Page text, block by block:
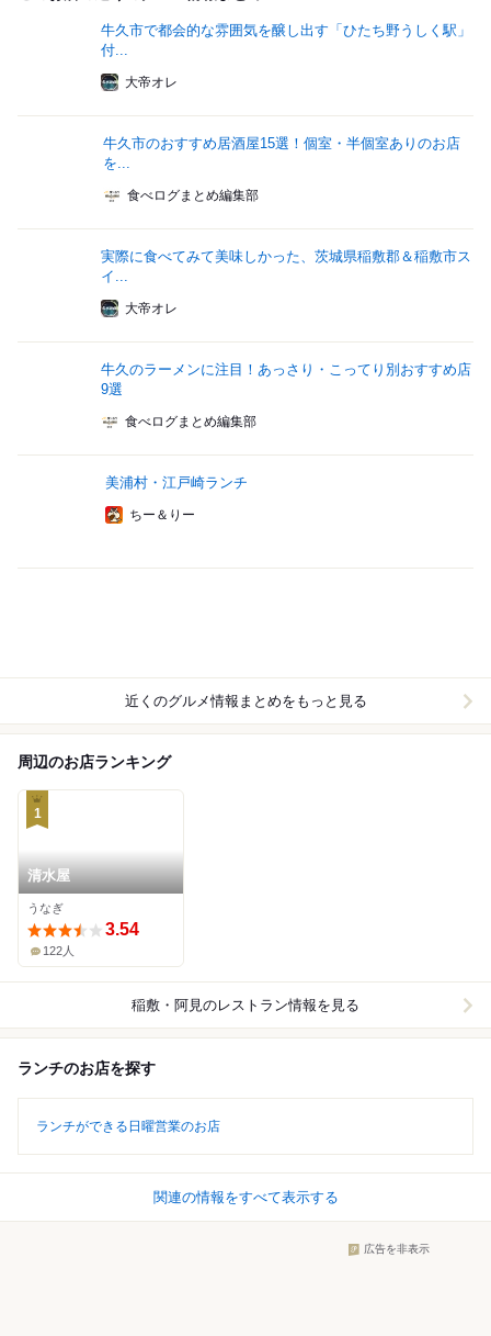
牛久市で都会的な雰囲気を醸し出す「ひたち野うしく駅」
付...
大帝オレ
牛久市のおすすめ居酒屋15選！個室・半個室ありのお店
を...
食べログまとめ編集部
実際に食べてみて美味しかった、茨城県稲敷郡＆稲敷市ス
イ...
大帝オレ
牛久のラーメンに注目！あっさり・こってり別おすすめ店
9選
食べログまとめ編集部
美浦村・江戸崎ランチ
ちー＆りー
近くのグルメ情報まとめをもっと見る
周辺のお店ランキング
1
清水屋
うなぎ
3.54
122人
稲敷・阿見のレストラン情報を見る
ランチのお店を探す
ランチができる日曜営業のお店
関連の情報をすべて表示する
広告を非表示